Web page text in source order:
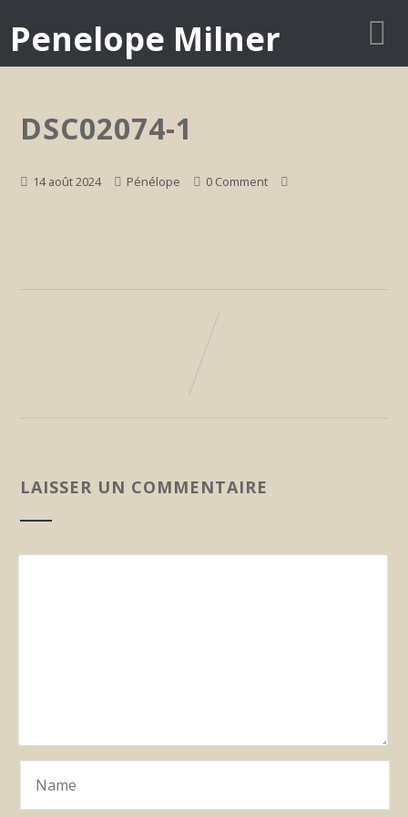
Penelope Milner
DSC02074-1
14 août 2024 Pénélope 0 Comment
LAISSER UN COMMENTAIRE